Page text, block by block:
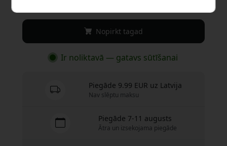
Nopirkt tagad
Ir noliktavā — gatavs sūtīšanai
Piegāde 9.99 EUR uz Latvija
Nav slēptu maksu
Piegāde 7-11 augusts
Ātra un izsekojama piegāde